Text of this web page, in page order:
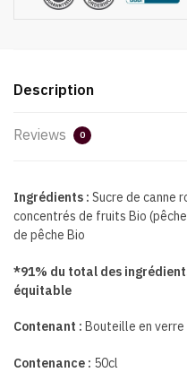
Description
Reviews 0
Ingrédients : Sucre de canne
concentrés de fruits Bio
de pêche Bio
*91% du total des
équitable
Contenant : Bouteille en verre
Contenance : 50cl